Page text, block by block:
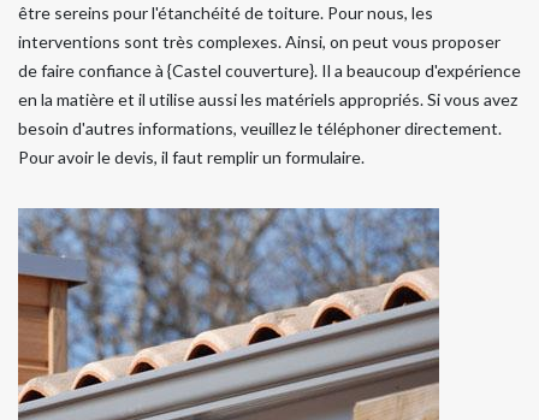
être sereins pour l'étanchéité de toiture. Pour nous, les
interventions sont très complexes. Ainsi, on peut vous proposer
de faire confiance à {Castel couverture}. Il a beaucoup d'expérience
en la matière et il utilise aussi les matériels appropriés. Si vous avez
besoin d'autres informations, veuillez le téléphoner directement.
Pour avoir le devis, il faut remplir un formulaire.